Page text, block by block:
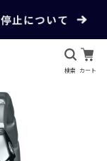
検索 カート